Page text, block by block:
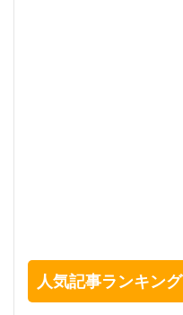
人気記事ランキング